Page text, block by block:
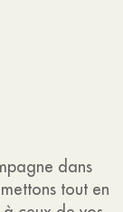
dans
tout en